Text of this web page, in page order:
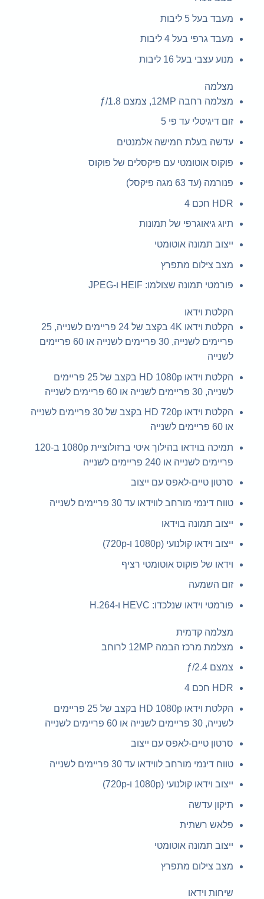
מעבד בעל 5 ליבות
מעבד גרפי בעל 4 ליבות
מנוע עצבי בעל 16 ליבות
מצלמה
מצלמה רחבה 12MP, צמצם ƒ/1.8
זום דיגיטלי עד פי 5
עדשה בעלת חמישה אלמנטים
פוקוס אוטומטי עם פיקסלים של פוקוס
פנורמה (עד 63 מגה פיקסל)
HDR חכם 4
תיוג גיאוגרפי של תמונות
ייצוב תמונה אוטומטי
מצב צילום מתפרץ
פורמטי תמונה שצולמו: HEIF ו-JPEG
הקלטת וידאו
הקלטת וידאו 4K בקצב של 24 פריימים לשנייה, 25
פריימים לשנייה, 30 פריימים לשנייה או 60 פריימים
לשנייה
הקלטת וידאו HD 1080p בקצב של 25 פריימים
לשנייה, 30 פריימים לשנייה או 60 פריימים לשנייה
הקלטת וידאו HD 720p בקצב של 30 פריימים לשנייה
או 60 פריימים לשנייה
תמיכה בוידאו בהילוך איטי ברזולוציית 1080p ב-120
פריימים לשנייה או 240 פריימים לשנייה
סרטון טיים-לאפס עם ייצוב
טווח דינמי מורחב לווידאו עד 30 פריימים לשנייה
ייצוב תמונה בוידאו
ייצוב וידאו קולנועי (1080p ו-720p)
וידאו של פוקוס אוטומטי רציף
זום השמעה
פורמטי וידאו שנלכדו: HEVC ו-H.264
מצלמה קדמית
מצלמת מרכז הבמה 12MP לרוחב
צמצם ƒ/2.4
HDR חכם 4
הקלטת וידאו HD 1080p בקצב של 25 פריימים
לשנייה, 30 פריימים לשנייה או 60 פריימים לשנייה
סרטון טיים-לאפס עם ייצוב
טווח דינמי מורחב לווידאו עד 30 פריימים לשנייה
ייצוב וידאו קולנועי (1080p ו-720p)
תיקון עדשה
פלאש רשתית
ייצוב תמונה אוטומטי
מצב צילום מתפרץ
שיחות וידאו